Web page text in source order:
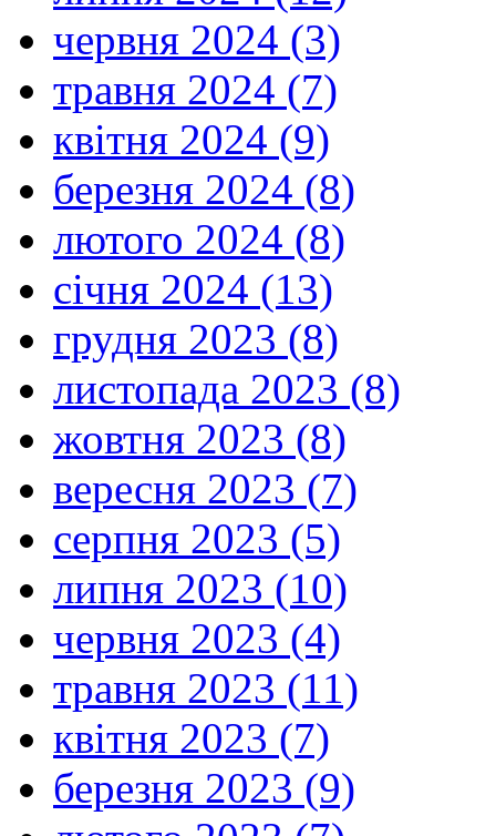
червня 2024 (3)
травня 2024 (7)
квітня 2024 (9)
березня 2024 (8)
лютого 2024 (8)
січня 2024 (13)
грудня 2023 (8)
листопада 2023 (8)
жовтня 2023 (8)
вересня 2023 (7)
серпня 2023 (5)
липня 2023 (10)
червня 2023 (4)
травня 2023 (11)
квітня 2023 (7)
березня 2023 (9)